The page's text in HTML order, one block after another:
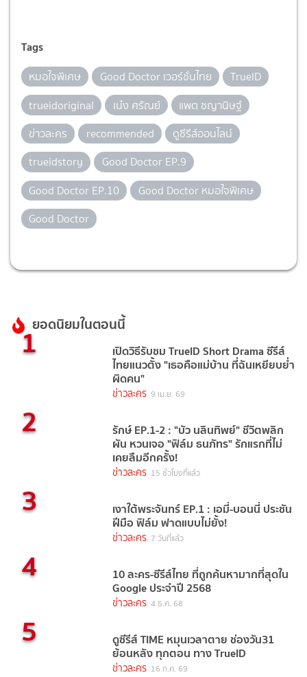
Tags
หมอใจพิเศษ Good Doctor เวอร์ชั่นไทย
TrueID
trueidoriginal
เน๋ง ศรัณย์
แพต ชญานิษฐ์
ข่าวละคร
recommended
ดูซีรีส์ออนไลน์
trueidstory
Good Doctor EP.9
Good Doctor EP.10
Good Doctor หมอใจพิเศษ
Good Doctor
ยอดนิยมในตอนนี้
1 เปิดวิธีรับชม TrueID Short Drama ซีรีส์
ไทยแนวตั้ง "เธอคือแม่บ้าน ที่ฉันเหยียบย่ำ
ผิดคน"
ข่าวละคร 9 เม.ย. 69
2 รักษ์ EP.1-2 : "บัว นลินทิพย์" ชีวิตพลิก
ผัน หวนเจอ "ฟิล์ม ธนภัทร" รักแรกที่ไม่
เคยลืมอีกครั้ง!
ข่าวละคร 15 ชั่วโมงที่แล้ว
3 เงาใต้พระจันทร์ EP.1 : เอมี่-บอนนี่ ประชัน
ฝีมือ ฟิล์ม ฟาดแบบไม่ยั้ง!
ข่าวละคร 7 วันที่แล้ว
4 10 ละคร-ซีรีส์ไทย ที่ถูกค้นหามากที่สุดใน
Google ประจำปี 2568
ข่าวละคร 4 ธ.ค. 68
5 ดูซีรีส์ TIME หมุนเวลาตาย ช่องวัน31
ย้อนหลัง ทุกตอน ทาง TrueID
ข่าวละคร 16 ก.ค. 69